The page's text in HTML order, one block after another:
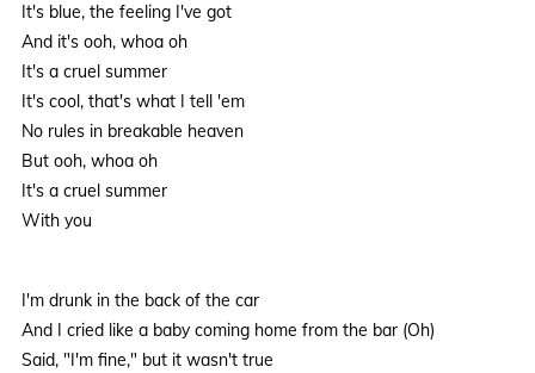
It's blue, the feeling I've got
And it's ooh, whoa oh
It's a cruel summer
It's cool, that's what I tell 'em
No rules in breakable heaven
But ooh, whoa oh
It's a cruel summer
With you
I'm drunk in the back of the car
And I cried like a baby coming home from the bar (Oh)
Said, "I'm fine," but it wasn't true